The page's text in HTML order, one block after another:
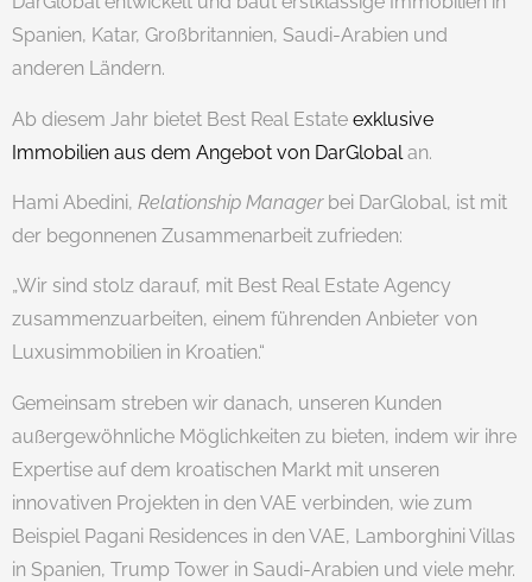
Spanien, Katar, Großbritannien, Saudi-Arabien und
anderen Ländern.
Ab diesem Jahr bietet Best Real Estate exklusive
Immobilien aus dem Angebot von DarGlobal an.
Hami Abedini, Relationship Managerbei DarGlobal, ist mit
der begonnenen Zusammenarbeit zufrieden:
„Wir sind stolz darauf, mit Best Real Estate Agency
zusammenzuarbeiten, einem führenden Anbieter von
Luxusimmobilien in Kroatien.“
Gemeinsam streben wir danach, unseren Kunden
außergewöhnliche Möglichkeiten zu bieten, indem wir ihre
Expertise auf dem kroatischen Markt mit unseren
innovativen Projekten in den VAE verbinden, wie zum
Beispiel Pagani Residences in den VAE, Lamborghini Villas
in Spanien, Trump Tower in Saudi-Arabien und viele mehr.